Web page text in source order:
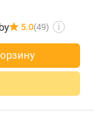
5.0(49) i